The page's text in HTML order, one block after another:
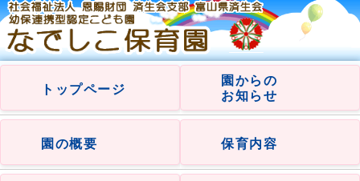
トップページ
園からの
お知らせ
園の概要 保育内容